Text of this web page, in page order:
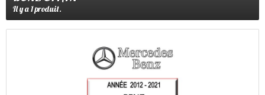
Il y a 1 produit.